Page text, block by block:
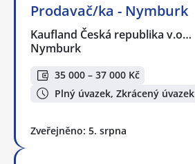
Prodavač/ka - Nymburk
Kaufland Česká republika v.o…
Nymburk
35 000 – 37 000 Kč
Plný úvazek, Zkrácený úvazek
Zveřejněno: 5. srpna